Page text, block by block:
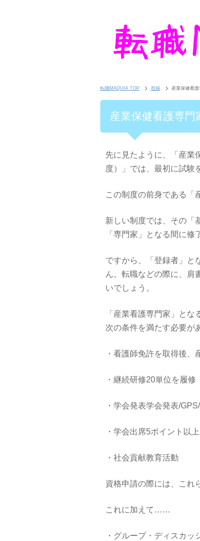
転職MAQUIA TOP 投稿 産業保健看
産業保健看護専門
先に見たように、「産業
度）」では、最初に試験
この制度の前身である「
新しい制度では、その「
「専門家」となる間に修
ですから、「登録者」と
ん。転職などの際に、肩
いでしょう。
「産業看護専門家」と
次の条件を満たす必要が
・看護師免許を取得後
・継続研修20単位を履
・学会発表学会発表/
・学会出席5ポイント以
・社会貢献教育活動
資格申請の際には、これ
これに加えて……
・グループ・ディスカッ